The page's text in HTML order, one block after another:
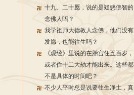
十九、二十愿，说的是疑惑佛智的
念佛人吗？
我学祖师大德教人念佛，他们没有
发愿，也能往生吗？
《观经》里说的在胎宫住五百岁，
或者住十二大劫才能出来。这些都
不是具体的时间吧？
不少人平时总是说要往生净土，真